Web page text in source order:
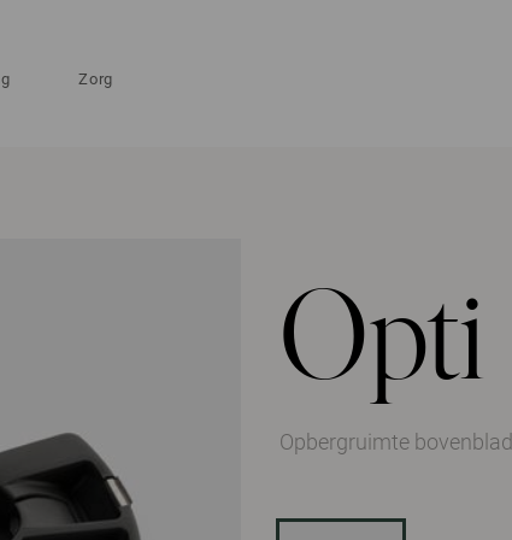
Zorg
Opti
Opbergruimte bovenblad